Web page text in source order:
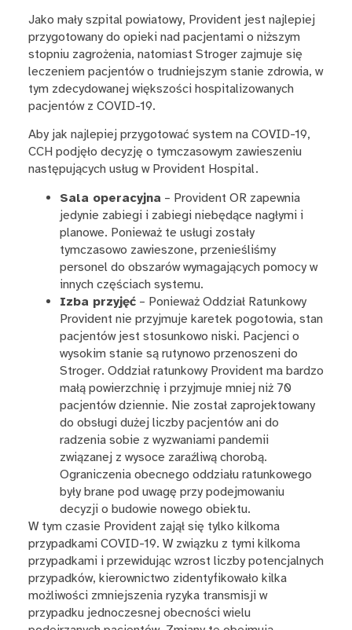
Jako mały szpital powiatowy, Provident jest najlepiej
przygotowany do opieki nad pacjentami o niższym
stopniu zagrożenia, natomiast Stroger zajmuje się
leczeniem pacjentów o trudniejszym stanie zdrowia, w
tym zdecydowanej większości hospitalizowanych
pacjentów z COVID-19.
Aby jak najlepiej przygotować system na COVID-19,
CCH podjęło decyzję o tymczasowym zawieszeniu
następujących usług w Provident Hospital.
Sala operacyjna– Provident OR zapewnia
jedynie zabiegi i zabiegi niebędące nagłymi i
planowe. Ponieważ te usługi zostały
tymczasowo zawieszone, przenieśliśmy
personel do obszarów wymagających pomocy w
innych częściach systemu.
Izba przyjęć– Ponieważ Oddział Ratunkowy
Provident nie przyjmuje karetek pogotowia, stan
pacjentów jest stosunkowo niski. Pacjenci o
wysokim stanie są rutynowo przenoszeni do
Stroger. Oddział ratunkowy Provident ma bardzo
małą powierzchnię i przyjmuje mniej niż 70
pacjentów dziennie. Nie został zaprojektowany
do obsługi dużej liczby pacjentów ani do
radzenia sobie z wyzwaniami pandemii
związanej z wysoce zaraźliwą chorobą.
Ograniczenia obecnego oddziału ratunkowego
były brane pod uwagę przy podejmowaniu
decyzji o budowie nowego obiektu.
W tym czasie Provident zajął się tylko kilkoma
przypadkami COVID-19. W związku z tymi kilkoma
przypadkami i przewidując wzrost liczby potencjalnych
przypadków, kierownictwo zidentyfikowało kilka
możliwości zmniejszenia ryzyka transmisji w
przypadku jednoczesnej obecności wielu